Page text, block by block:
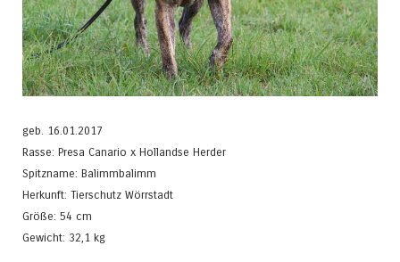
geb. 16.01.2017
Rasse: Presa Canario x Hollandse Herder
Spitzname: Balimmbalimm
Herkunft: Tierschutz Wörrstadt
Größe: 54 cm
Gewicht: 32,1 kg